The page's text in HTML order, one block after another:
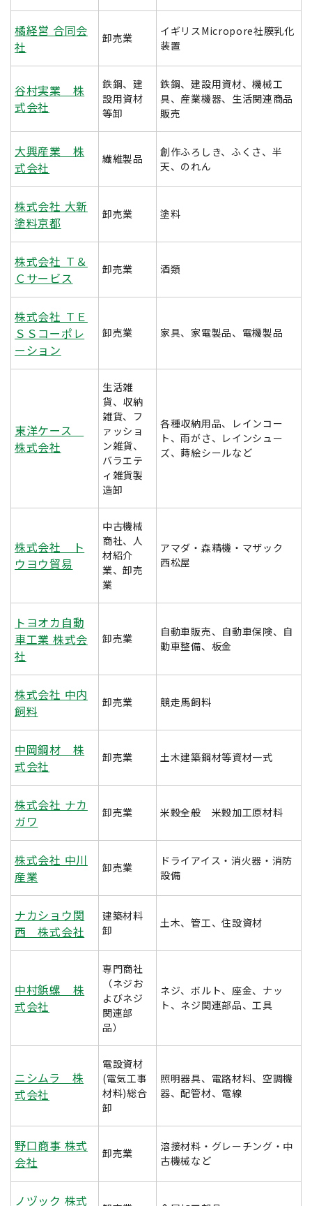
橘経営 合同会
社
卸売業
イギリスMicropore社膜乳化
装置
谷村実業 株
式会社
鉄鋼、建
設用資材
等卸
鉄鋼、建設用資材、機械工
具、産業機器、生活関連商品
販売
大興産業 株
式会社
繊維製品
創作ふろしき、ふくさ、半
天、のれん
株式会社 大新
塗料京都
卸売業 塗料
株式会社 Ｔ＆
Ｃサービス
卸売業 酒類
株式会社 ＴＥ
ＳＳコーポレ
ーション
卸売業 家具、家電製品、電機製品
東洋ケース
株式会社
生活雑
貨、収納
雑貨、フ
ァッショ
ン雑貨、
バラエテ
ィ雑貨製
造卸
各種収納用品、レインコー
ト、雨がさ、レインシュー
ズ、蒔絵シールなど
株式会社 ト
ウヨウ貿易
中古機械
商社、人
材紹介
業、卸売
業
アマダ・森精機・マザック
西松屋
トヨオカ自動
車工業 株式会
社
卸売業
自動車販売、自動車保険、自
動車整備、板金
株式会社 中内
飼料
卸売業 競走馬飼料
中岡鋼材 株
式会社
卸売業 土木建築鋼材等資材一式
株式会社 ナカ
ガワ
卸売業 米穀全般 米穀加工原材料
株式会社 中川
産業
卸売業
ドライアイス・消火器・消防
設備
ナカショウ関
西 株式会社
建築材料
卸
土木、管工、住設資材
中村鋲螺 株
式会社
専門商社
（ネジお
よびネジ
関連部
品）
ネジ、ボルト、座金、ナッ
ト、ネジ関連部品、工具
ニシムラ 株
式会社
電設資材
(電気工事
材料)総合
卸
照明器具、電路材料、空調機
器、配管材、電線
野口商事 株式
会社
卸売業
溶接材料・グレーチング・中
古機械など
ノヅック 株式